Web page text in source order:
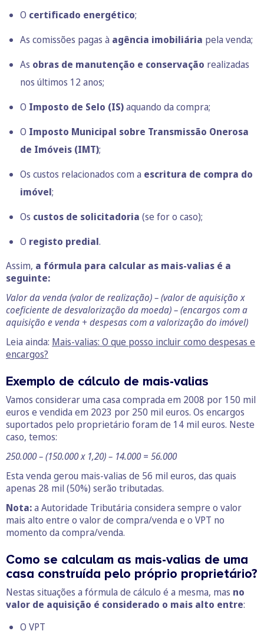
O certificado energético;
As comissões pagas à agência imobiliária pela venda;
As obras de manutenção e conservação realizadas
nos últimos 12 anos;
O Imposto de Selo (IS)aquando da compra;
O Imposto Municipal sobre Transmissão Onerosa
de Imóveis (IMT);
Os custos relacionados com a escritura de compra do
imóvel;
Os custos de solicitadoria (se for o caso);
O registo predial.
Assim, a fórmula para calcular as mais-valias é a
seguinte:
Valor da venda (valor de realização) – (valor de aquisição x
coeficiente de desvalorização da moeda) – (encargos com a
aquisição e venda + despesas com a valorização do imóvel)
Leia ainda: Mais-valias: O que posso incluir como despesas e
encargos?
Exemplo de cálculo de mais-valias
Vamos considerar uma casa comprada em 2008 por 150 mil
euros e vendida em 2023 por 250 mil euros. Os encargos
suportados pelo proprietário foram de 14 mil euros. Neste
caso, temos:
250.000 – (150.000 x 1,20) – 14.000 = 56.000
Esta venda gerou mais-valias de 56 mil euros, das quais
apenas 28 mil (50%) serão tributadas.
Nota:a Autoridade Tributária considera sempre o valor
mais alto entre o valor de compra/venda e o VPT no
momento da compra/venda.
Como se calculam as mais-valias de uma
casa construída pelo próprio proprietário?
Nestas situações a fórmula de cálculo é a mesma, mas no
valor de aquisição é considerado o mais alto entre:
O VPT